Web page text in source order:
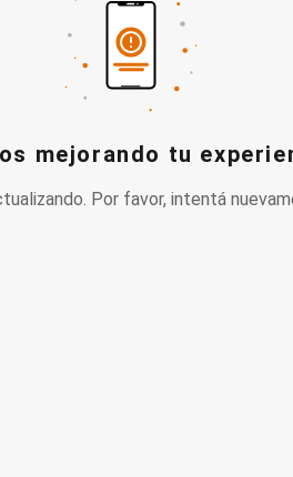
mejorando tu
Por favor, intentá